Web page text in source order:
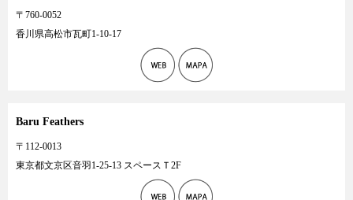
〒760-0052
香川県高松市瓦町1-10-17
Baru Feathers
〒112-0013
東京都文京区音羽1-25-13 スペースＴ2F